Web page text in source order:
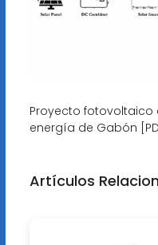
Proyecto
energía de Gabón
Artículos